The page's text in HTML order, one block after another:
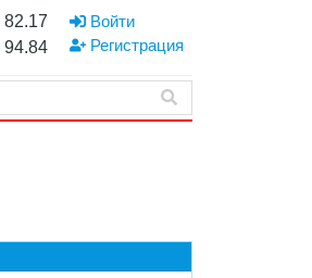
82.17
94.84
Войти
Регистрация